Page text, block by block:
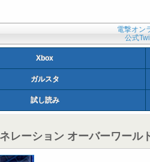
電撃オン
公式
Xbox
ガルスタ
試し読み
レーション オーバーワール